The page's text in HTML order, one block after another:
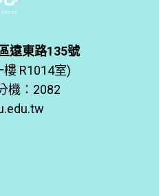
遠東路135號
R1014室)
機：2082